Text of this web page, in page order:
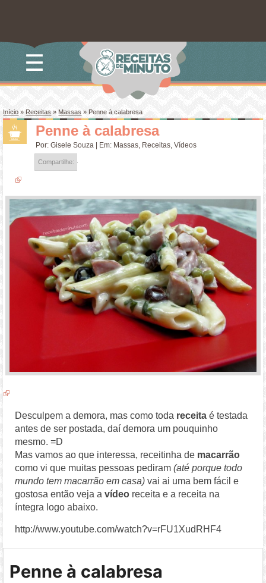
☰
Início»Receitas » Massas » Penne à calabresa
Penne à calabresa
Por:Gisele Souza | Em: Massas, Receitas,Vídeos
Compartilhe:
Desculpem a demora, mas como toda receita é testada
antes de ser postada, daí demora um pouquinho
mesmo. =D
Mas vamos ao que interessa, receitinha de macarrão
como vi que muitas pessoas pediram(até porque todo
mundo tem macarrão em casa) vai ai uma bem fácil e
gostosa então veja avídeo receita e a receita na
íntegra logo abaixo.
http://www.youtube.com/watch?v=rFU1XudRHF4
Penne à calabresa